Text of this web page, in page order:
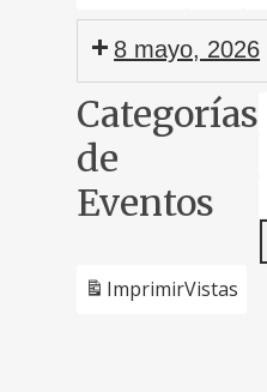
8 mayo, 2026
Categorías
de
Eventos
ImprimirVistas